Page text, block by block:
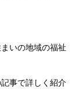
いの地域の福祉
事で詳しく紹介